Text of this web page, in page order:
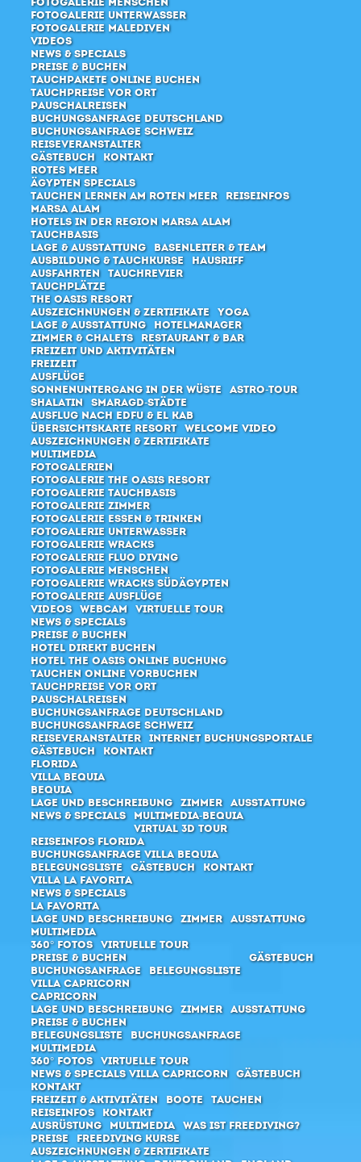
Fotogalerie Unterwasser
Fotogalerie Malediven
Videos
News & Specials
Preise & Buchen
Tauchpakete online buchen
Tauchpreise vor Ort
Pauschalreisen
Buchungsanfrage Deutschland
Buchungsanfrage Schweiz
Reiseveranstalter
Gästebuch
Kontakt
Rotes Meer
Ägypten Specials
Tauchen lernen am Roten Meer
Reiseinfos
Marsa Alam
Hotels in der Region Marsa Alam
Tauchbasis
Lage & Ausstattung
Basenleiter & Team
Ausbildung & Tauchkurse
Hausriff
Ausfahrten
Tauchrevier
Tauchplätze
The Oasis Resort
Auszeichnungen & Zertifikate
Yoga
Lage & Ausstattung
Hotelmanager
Zimmer & Chalets
Restaurant & Bar
Freizeit und Aktivitäten
Freizeit
Ausflüge
Sonnenuntergang in der Wüste
Astro-Tour
Shalatin
Smaragd-Städte
Ausflug nach Edfu & El Kab
Übersichtskarte Resort
Welcome Video
Auszeichnungen & Zertifikate
Multimedia
Fotogalerien
Fotogalerie The Oasis Resort
Fotogalerie Tauchbasis
Fotogalerie Zimmer
Fotogalerie Essen & Trinken
Fotogalerie Unterwasser
Fotogalerie Wracks
Fotogalerie Fluo Diving
Fotogalerie Menschen
Fotogalerie Wracks Südägypten
Fotogalerie Ausflüge
Videos
Webcam
Virtuelle Tour
News & Specials
Preise & Buchen
Hotel direkt buchen
Hotel The Oasis Online Buchung
Tauchen online vorbuchen
Tauchpreise vor Ort
Pauschalreisen
Buchungsanfrage Deutschland
Buchungsanfrage Schweiz
Reiseveranstalter
Internet Buchungsportale
Gästebuch
Kontakt
Florida
Villa Bequia
Bequia
Lage und Beschreibung
Zimmer
Ausstattung
News & Specials
Multimedia-Bequia
Virtual 3D Tour
Reiseinfos Florida
Buchungsanfrage Villa Bequia
Belegungsliste
Gästebuch
Kontakt
Villa La Favorita
News & Specials
La Favorita
Lage und Beschreibung
Zimmer
Ausstattung
Multimedia
360° Fotos
Virtuelle Tour
Preise & Buchen
Buchungsanfrage
Belegungsliste
Gästebuch
Villa Capricorn
Capricorn
Lage und Beschreibung
Zimmer
Ausstattung
Preise & Buchen
Belegungsliste
Buchungsanfrage
Multimedia
360° Fotos
Virtuelle Tour
News & Specials Villa Capricorn
Gästebuch
Kontakt
Freizeit & Aktivitäten
Boote
Tauchen
Reiseinfos
Kontakt
Ausrüstung
Multimedia
Was ist Freediving?
Preise
Freediving Kurse
Auszeichnungen & Zertifikate